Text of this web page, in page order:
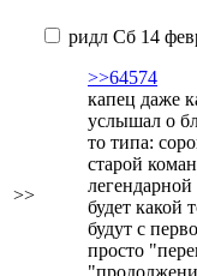
>>
ридл Сб 14
>>64574
капец даже
услышал о
то типа:
старой
будет какой
будут с
просто